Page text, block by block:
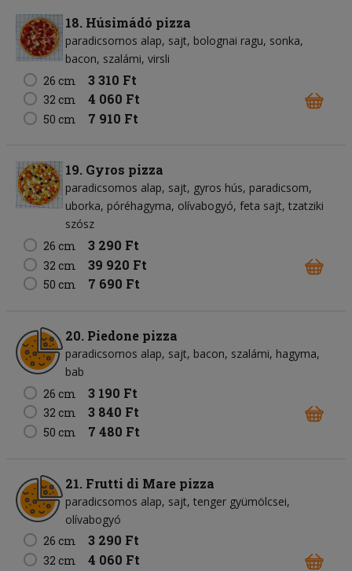
18. Húsimádó pizza
paradicsomos alap sajt bolognai ragu sonka
bacon szalámi virsli
26 cm
3 310 Ft
32 cm 4 060 Ft
50 cm 7 910 Ft
19. Gyros pizza
paradicsomos alap sajt gyros hús paradicsom
uborka póréhagyma olívabogyó feta sajt tzatziki
szósz
26 cm
3 290 Ft
32 cm 39 920 Ft
50 cm 7 690 Ft
20. Piedone pizza
paradicsomos alap sajt bacon szalámi hagyma
bab
26 cm
3 190 Ft
32 cm 3 840 Ft
50 cm 7 480 Ft
21. Frutti di Mare pizza
paradicsomos alap sajt tenger gyümölcsei
olívabogyó
26 cm
3 290 Ft
32 cm
4 060 Ft